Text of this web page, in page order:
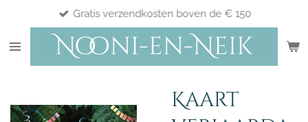
naar
Nooni-en-Neik
Gratis verzendkosten boven de € 150
Kaart